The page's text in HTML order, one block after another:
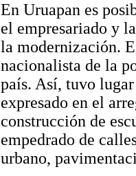
En Uruapan es
el empresariado y
la modernización.
nacionalista de la
país. Así, tuvo
expresado en el
construcción de
empedrado de
urbano,